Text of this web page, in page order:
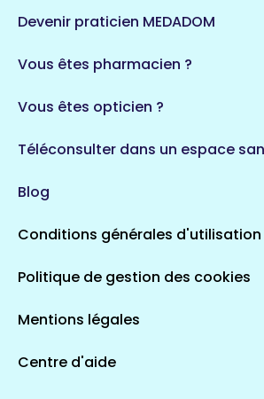
124 espaces de santé
Auvergne-Rhône-
720 espaces de
693 espaces de
Maine-et-Loire
Loiret
Loir-et-Cher
1 espaces de santé
Devenir praticien MEDADOM
Vous êtes pharmacien ?
Vous êtes opticien ?
Téléconsulter dans un espace
Blog
Conditions générales d'utilisation
Politique de gestion des cookies
Mentions légales
Centre d'aide